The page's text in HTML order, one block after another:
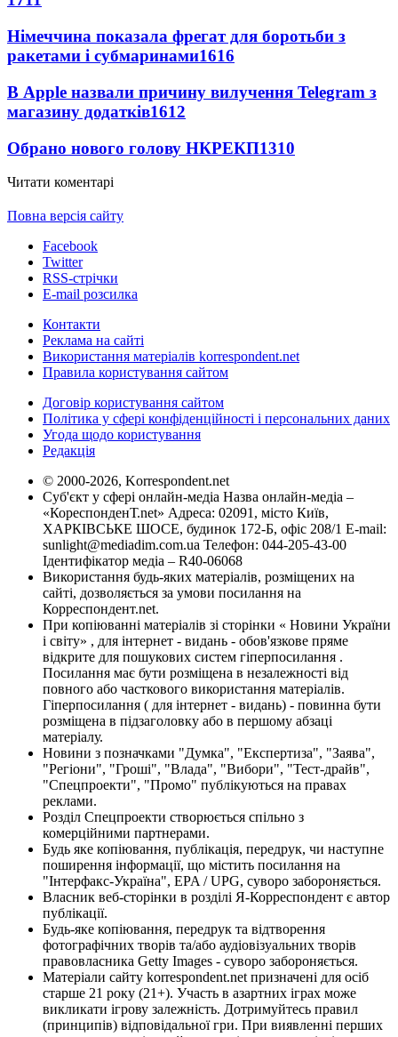
Німеччина показала фрегат для боротьби з
ракетами і субмаринами1616
В Apple назвали причину вилучення Telegram з
магазину додатків1612
Обрано нового голову НКРЕКП1310
Читати коментарі
Повна версія сайту
Facebook
Twitter
RSS-стрічки
E-mail розсилка
Контакти
Реклама на сайті
Використання матеріалів korrespondent.net
Правила користування сайтом
Договір користування сайтом
Політика у сфері конфіденційності і персональних даних
Угода щодо користування
Редакція
© 2000-2026, Korrespondent.net
Суб'єкт у сфері онлайн-медіа Назва онлайн-медіа –
«КореспонденТ.net» Адреса: 02091, місто Київ,
ХАРКІВСЬКЕ ШОСЕ, будинок 172-Б, офіс 208/1 E-mail:
sunlight@mediadim.com.ua Телефон: 044-205-43-00
Ідентифікатор медіа – R40-06068
Використання будь-яких матеріалів, розміщених на
сайті, дозволяється за умови посилання на
Корреспондент.net.
При копіюванні матеріалів зі сторінки « Новини України
і світу» , для інтернет - видань - обов'язкове пряме
відкрите для пошукових систем гіперпосилання .
Посилання має бути розміщена в незалежності від
повного або часткового використання матеріалів.
Гіперпосилання ( для інтернет - видань) - повинна бути
розміщена в підзаголовку або в першому абзаці
матеріалу.
Новини з позначками "Думка", "Експертиза", "Заява",
"Регіони", "Гроші", "Влада", "Вибори", "Тест-драйв",
"Спецпроекти", "Промо" публікуються на правах
реклами.
Розділ Спецпроекти створюється спільно з
комерційними партнерами.
Будь яке копіювання, публікація, передрук, чи наступне
поширення інформації, що містить посилання на
"Інтерфакс-Україна", EPA / UPG, суворо забороняється.
Власник веб-сторінки в розділі Я-Корреспондент є автор
публікації.
Будь-яке копіювання, передрук та відтворення
фотографічних творів та/або аудіовізуальних творів
правовласника Getty Images - суворо забороняється.
Матеріали сайту korrespondent.net призначені для осіб
старше 21 року (21+). Участь в азартних іграх може
викликати ігрову залежність. Дотримуйтесь правил
(принципів) відповідальної гри. При виявленні перших